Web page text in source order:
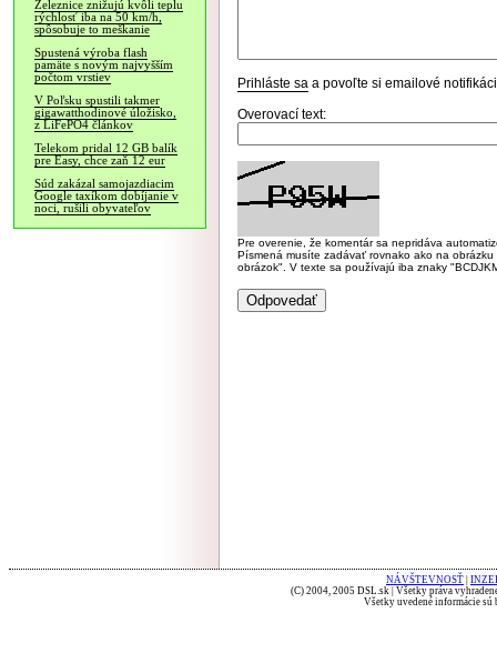
Železnice znižujú kvôli teplu
rýchlosť iba na 50 km/h,
spôsobuje to meškanie
Spustená výroba flash
pamäte s novým najvyšším
počtom vrstiev
V Poľsku spustili takmer
gigawatthodinové úložisko,
z LiFePO4 článkov
Telekom pridal 12 GB balík
pre Easy, chce zaň 12 eur
Súd zakázal samojazdiacim
Google taxíkom dobíjanie v
noci, rušili obyvateľov
Prihláste sa a povoľte si emailové
Overovací text:
Pre overenie, že komentár sa nepridáva
Písmená musíte zadávať rovnako ako na
obrázok". V texte sa používajú iba znaky
NÁVŠTEVNOSŤ
(C) 2004, 2005 DSL.sk | Všetky práva
Všetky uvedené informácie sú